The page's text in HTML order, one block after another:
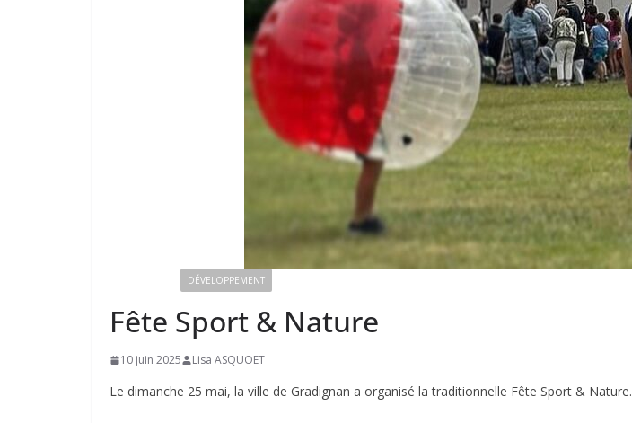
DÉVELOPPEMENT
Fête Sport & Nature
10 juin 2025 Lisa ASQUOET
Le dimanche 25 mai, la ville de Gradignan a organisé la traditionnelle Fête Sport & Nature.